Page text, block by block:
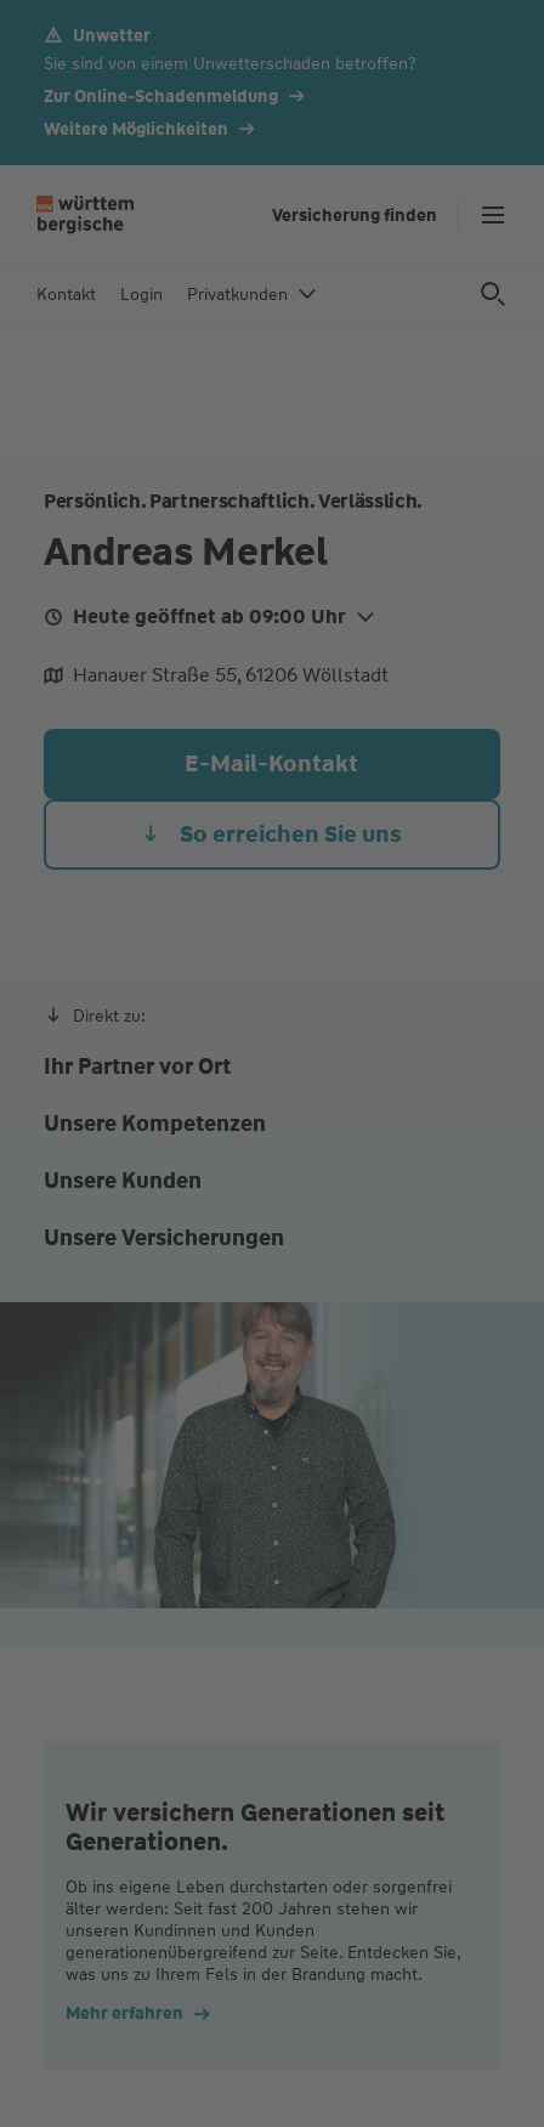
Unwetter
Sie sind von einem Unwetterschaden betroffen?
Zur Online-Schadenmeldung
Weitere Möglichkeiten
ri
Versicherung finden
Kontakt Login Privatkunden
Persönlich. Partnerschaftlich. Verlässlich.
Andreas Merkel
Heute geöffnet ab 09:00 Uhr
Mo.
09:00 - 12:00
09:00 - 12:00
und nach Vereinbarung
Hanauer Straße 55, 61206 Wöllstadt
E-Mail-Kontakt
So erreichen Sie uns
Direkt zu:
Ihr Partner vor Ort
Unsere Kompetenzen
Unsere Kunden
Unsere Versicherungen
Wir versichern Generationen seit
Generationen.
Ob ins eigene Leben durchstarten oder sorgenfrei
älter werden: Seit fast 200 Jahren stehen wir
unseren Kundinnen und Kunden
generationenübergreifend zur Seite. Entdecken Sie,
was uns zu Ihrem Fels in der Brandung macht.
Mehr erfahren